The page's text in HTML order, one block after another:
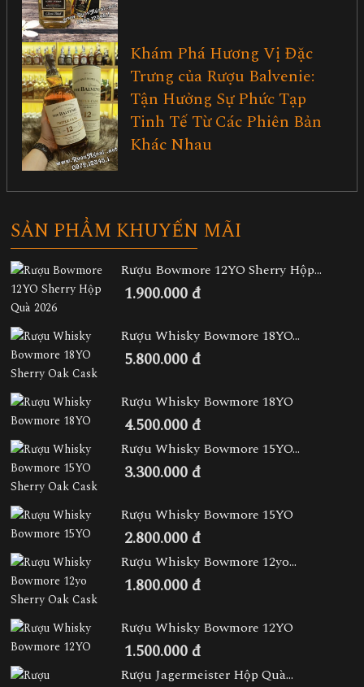
Khám Phá Hương Vị Đặc
Trưng của Rượu Balvenie:
Tận Hưởng Sự Phức Tạp
Tinh Tế Từ Các Phiên Bản
Khác Nhau
SẢN PHẨM KHUYẾN MÃI
Rượu Bowmore 12YO Sherry Hộp...
1.900.000 đ
Rượu Whisky Bowmore 18YO...
5.800.000 đ
Rượu Whisky Bowmore 18YO
4.500.000 đ
Rượu Whisky Bowmore 15YO...
3.300.000 đ
Rượu Whisky Bowmore 15YO
2.800.000 đ
Rượu Whisky Bowmore 12yo...
1.800.000 đ
Rượu Whisky Bowmore 12YO
1.500.000 đ
Rượu Jagermeister Hộp Quà...